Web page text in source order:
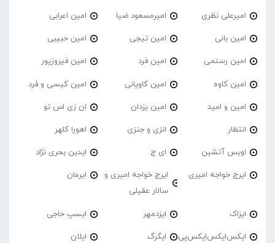
امیرعلی نظری امیرمسعود ضیا امین اعرابی
امین بانی امین تیجی امین حبیبی
امین رستمی امین فرد امین فیروزپور
امین کاوه امین کاویانی امین کیسی و فرد
امین و امید امین یزدان ان زی اس تو
انتظار انزی و جنزی اهورا کلهر
اویس آتشین ای ج ایدین بحری نژاد
ایرج خواجه امیری
ایرج خواجه امیری و
سالار عقیلی
ایرمان
ایزاک ایزدمهر ایسپ حاجی
ایکس‌ایکس‌ایکس‌پی ایگرگ ایلان